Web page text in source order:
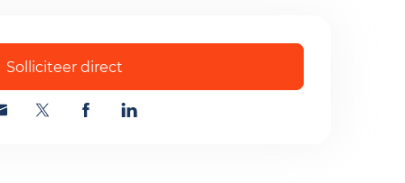
Verstuur
Solliciteer direct